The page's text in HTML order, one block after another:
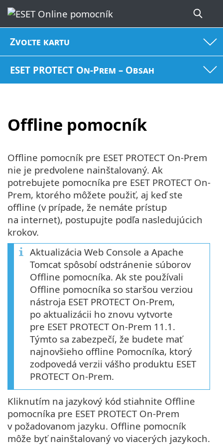
Zvoľte kartu
ESET PROTECT On-Prem – Obsah
Offline pomocník
Offline pomocník pre ESET PROTECT On-Prem
nie je predvolene nainštalovaný. Ak
potrebujete pomocníka pre ESET PROTECT On-
Prem, ktorého môžete použiť, aj keď ste
offline (v prípade, že nemáte prístup
na internet), postupujte podľa nasledujúcich
krokov.
Aktualizácia Web Console a Apache
Tomcat spôsobí odstránenie súborov
Offline pomocníka. Ak ste používali
Offline pomocníka so staršou verziou
nástroja ESET PROTECT On-Prem,
po aktualizácii ho znovu vytvorte
pre ESET PROTECT On-Prem 11.1.
Týmto sa zabezpečí, že budete mať
najnovšieho offline Pomocníka, ktorý
zodpovedá verzii vášho produktu ESET
PROTECT On-Prem.
Kliknutím na jazykový kód stiahnite Offline
pomocníka pre ESET PROTECT On-Prem
v požadovanom jazyku. Offline pomocník
môže byť nainštalovaný vo viacerých jazykoch.